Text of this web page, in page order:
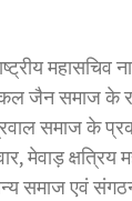
महासचिव
जैन समाज के
समाज के
मेवाड़ क्षत्रिय
समाज एवं